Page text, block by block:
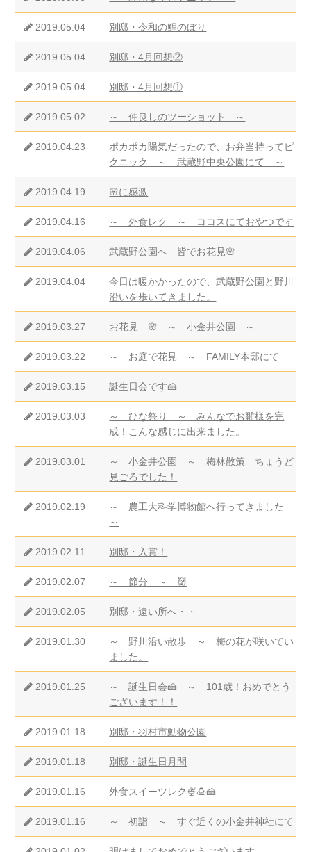
2019.05.04 別邸・令和の鯉のぼり
2019.05.04 別邸・4月回想②
2019.05.04 別邸・4月回想①
2019.05.02 ～ 仲良しのツーショット ～
2019.04.23
ポカポカ陽気だったので、お弁当持ってピ
クニック ～ 武蔵野中央公園にて ～
2019.04.19 🌸に感激
2019.04.16 ～ 外食レク ～ ココスにておやつです
2019.04.06 武蔵野公園へ 皆でお花見🌸
2019.04.04
今日は暖かかったので、武蔵野公園と野川
沿いを歩いてきました。
2019.03.27 お花見 🌸 ～ 小金井公園 ～
2019.03.22 ～ お庭で花見 ～ FAMILY本邸にて
2019.03.15 誕生日会です🍰
2019.03.03
～ ひな祭り ～ みんなでお雛様を完
成！こんな感じに出来ました。
2019.03.01
～ 小金井公園 ～ 梅林散策 ちょうど
見ごろでした！
2019.02.19
～ 農工大科学博物館へ行ってきました
～
2019.02.11 別邸・入賞！
2019.02.07 ～ 節分 ～ 👹
2019.02.05 別邸・遠い所へ・・
2019.01.30
～ 野川沿い散歩 ～ 梅の花が咲いてい
ました。
2019.01.25
～ 誕生日会🍰 ～ 101歳！おめでとう
ございます！！
2019.01.18 別邸・羽村市動物公園
2019.01.18 別邸・誕生日月間
2019.01.16 外食スイーツレク🍨🍮🍰
2019.01.16 ～ 初詣 ～ すぐ近くの小金井神社にて